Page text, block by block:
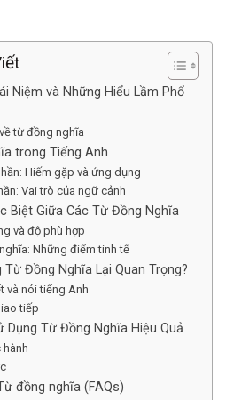
Niệm và Những Hiểu Lầm Phổ
từ đồng nghĩa
trong Tiếng Anh
Hiếm gặp và ứng dụng
Vai trò của ngữ cảnh
Biệt Giữa Các Từ Đồng Nghĩa
và độ phù hợp
Những điểm tinh tế
Đồng Nghĩa Lại Quan Trọng?
và nói tiếng Anh
tiếp
Dụng Từ Đồng Nghĩa Hiệu Quả
hành
đồng nghĩa (FAQs)